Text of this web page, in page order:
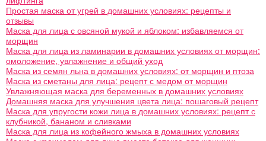
Простая маска от угрей в домашних условиях: рецепты и
отзывы
Маска для лица с овсяной мукой и яблоком: избавляемся от
морщин
Маска для лица из ламинарии в домашних условиях от морщин:
омоложение, увлажнение и общий уход
Маска из семян льна в домашних условиях: от морщин и птоза
Маска из сметаны для лица: рецепт с медом от морщин
Увлажняющая маска для беременных в домашних условиях
Домашняя маска для улучшения цвета лица: пошаговый рецепт
Маска для упругости кожи лица в домашних условиях: рецепт с
клубникой, бананом и сливками
Маска для лица из кофейного жмыха в домашних условиях